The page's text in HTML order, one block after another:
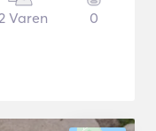
Varen 0